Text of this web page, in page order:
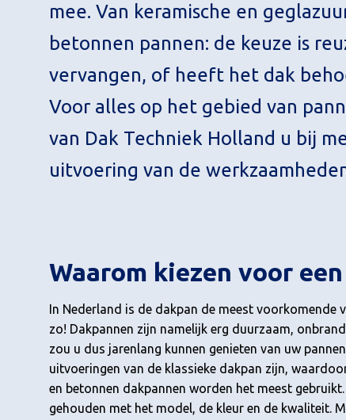
mee. Van keramische en
betonnen pannen: de keuze is
vervangen, of heeft het dak
Voor alles op het gebied van
van Dak Techniek Holland u bij
uitvoering van de
Waarom kiezen voor
In Nederland is de dakpan de meest
zo! Dakpannen zijn namelijk erg duurzaam,
zou u dus jarenlang kunnen genieten van uw
uitvoeringen van de klassieke dakpan zijn,
en betonnen dakpannen worden het meest
gehouden met het model, de kleur en de kwaliteit.